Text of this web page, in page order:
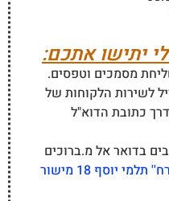
יתישו אתכם:
מסמכים וטפסים.
לשירות הלקוחות של
כתובת הדוא"ל
בדואר אל מ.ברוכים
רח'' תלמי יוסף 18 מישור